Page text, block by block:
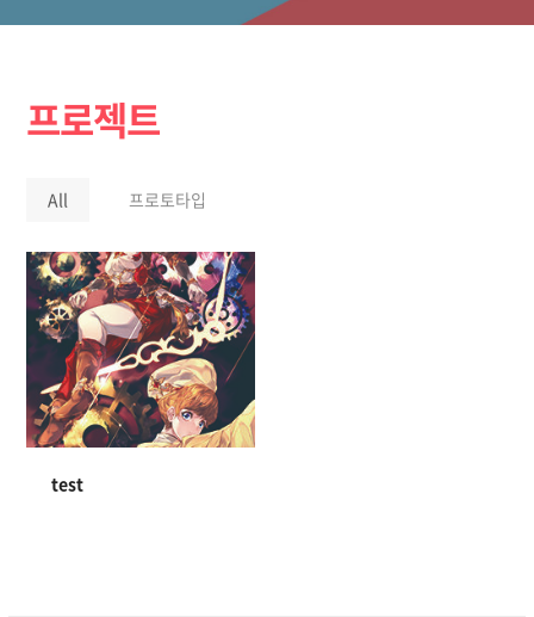
프로젝트
All 프로토타입
test